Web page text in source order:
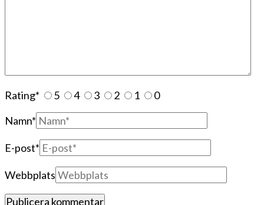
Rating* 5 4 3 2 1
0
Namn*
E-post*
Webbplats